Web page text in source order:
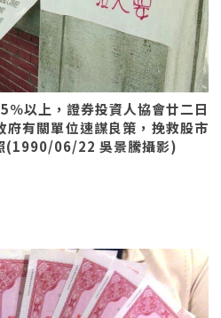
％以上，證券投資人協會廿二日
府有關單位速謀良策，挽救股市
(1990/06/22 吳景騰攝影)